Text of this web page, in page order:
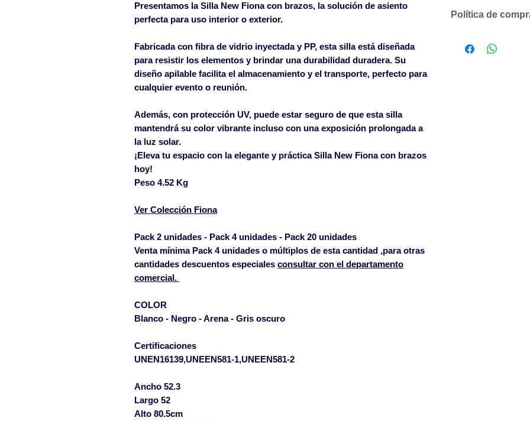
Presentamos la Silla New Fiona con brazos, la solución de asiento
perfecta para uso interior o exterior.
Fabricada con fibra de vidrio inyectada y PP, esta silla está diseñada
para resistir los elementos y brindar una durabilidad duradera. Su
diseño apilable facilita el almacenamiento y el transporte, perfecto para
cualquier evento o reunión.
Además, con protección UV, puede estar seguro de que esta silla
mantendrá su color vibrante incluso con una exposición prolongada a
la luz solar.
¡Eleva tu espacio con la elegante y práctica Silla New Fiona con brazos
hoy!
Peso 4.52 Kg
Ver Colección Fiona
Pack 2 unidades - Pack 4 unidades - Pack 20 unidades
Venta mínima Pack 4 unidades o múltiplos de esta cantidad ,para otras
cantidades descuentos especiales consultar con el departamento
comercial.
COLOR
Blanco - Negro - Arena - Gris oscuro
Certificaciones
UNEN16139,UNEEN581-1,UNEEN581-2
Ancho 52.3
Largo 52
Alto 80.5cm
Política de
según volumen